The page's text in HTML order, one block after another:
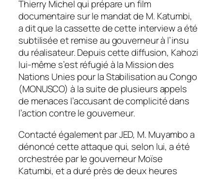
Thierry Michel qui prépare un film
documentaire sur le mandat de M. Katumbi,
a dit que la cassette de cette interview a été
subtilisée et remise au gouverneur à l’insu
du réalisateur. Depuis cette diffusion, Kahozi
lui-même s’est réfugié à la Mission des
Nations Unies pour la Stabilisation au Congo
(MONUSCO) à la suite de plusieurs appels
de menaces l’accusant de complicité dans
l’action contre le gouverneur.
Contacté également par JED, M. Muyambo a
dénoncé cette attaque qui, selon lui, a été
orchestrée par le gouverneur Moïse
Katumbi, et a duré près de deux heures